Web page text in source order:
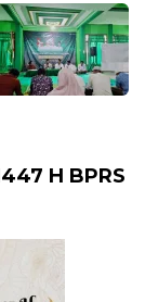
H BPRS